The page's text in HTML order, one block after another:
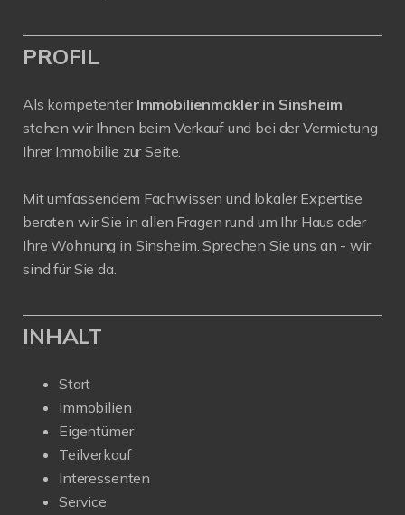
PROFIL
Als kompetenter Immobilienmakler in Sinsheim
stehen wir Ihnen beim Verkauf und bei der Vermietung
Ihrer Immobilie zur Seite.
Mit umfassendem Fachwissen und lokaler Expertise
beraten wir Sie in allen Fragen rund um Ihr Haus oder
Ihre Wohnung in Sinsheim. Sprechen Sie uns an - wir
sind für Sie da.
INHALT
Start
Immobilien
Eigentümer
Teilverkauf
Interessenten
Service